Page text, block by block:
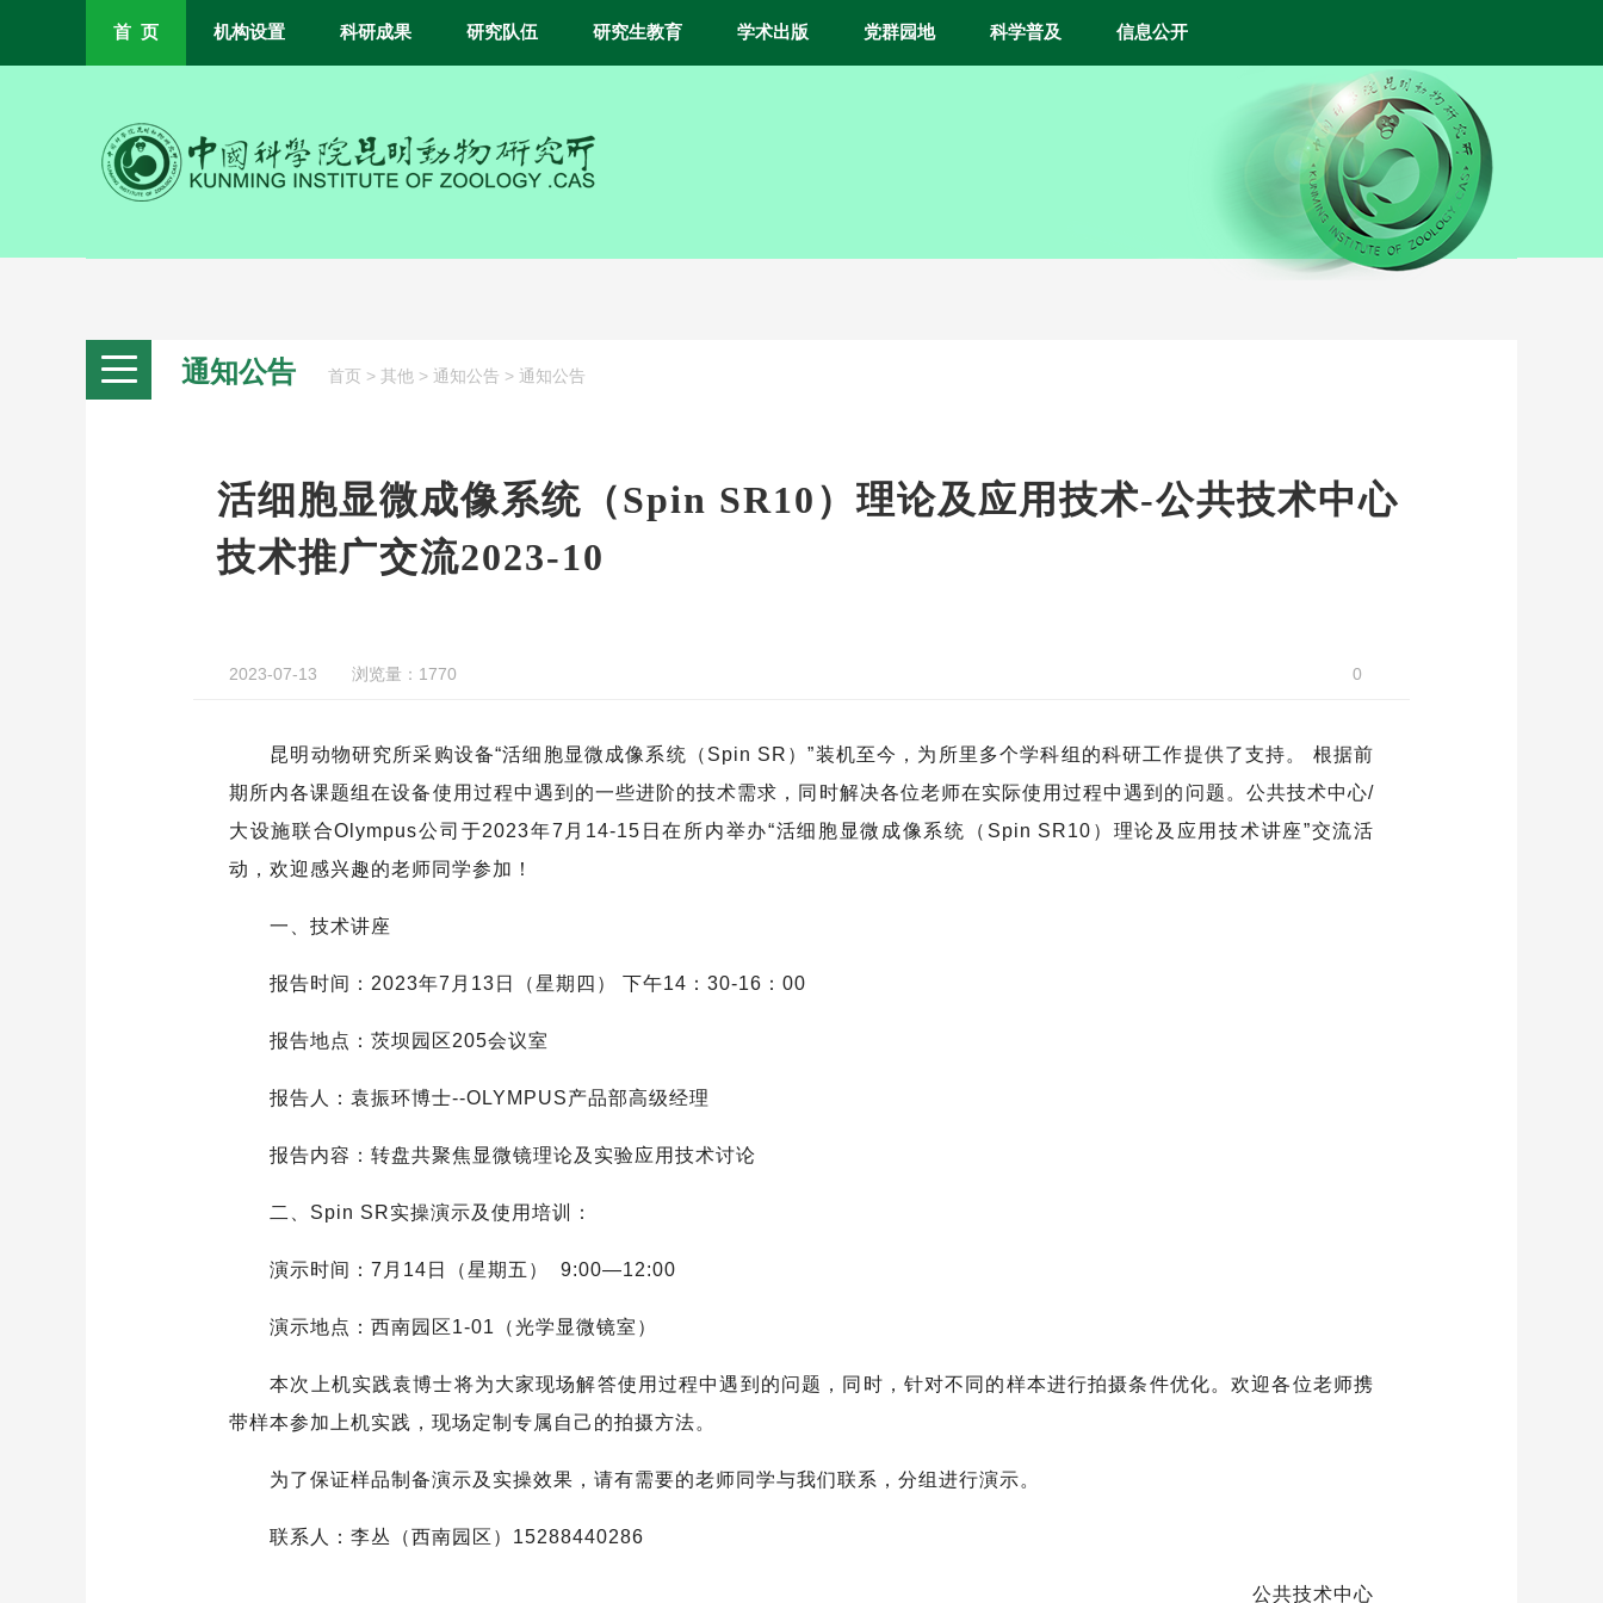
首 页 机构设置 科研成果 研究队伍 研究生教育 学术出版 党群园地 科学普及 信息公开
通知公告 首页 > 其他 > 通知公告 > 通知公告
活细胞显微成像系统（Spin SR10）理论及应用技术-公共技术中心
技术推广交流2023-10
2023-07-13 浏览量：1770 0
昆明动物研究所采购设备“活细胞显微成像系统（Spin SR）”装机至今，为所里多个学科组的科研工作提供了支持。 根据前
期所内各课题组在设备使用过程中遇到的一些进阶的技术需求，同时解决各位老师在实际使用过程中遇到的问题。公共技术中心/
大设施联合Olympus公司于2023年7月14-15日在所内举办“活细胞显微成像系统（Spin SR10）理论及应用技术讲座”交流活
动，欢迎感兴趣的老师同学参加！
一、技术讲座
报告时间：2023年7月13日（星期四） 下午14：30-16：00
报告地点：茨坝园区205会议室
报告人：袁振环博士--OLYMPUS产品部高级经理
报告内容：转盘共聚焦显微镜理论及实验应用技术讨论
二、Spin SR实操演示及使用培训：
演示时间：7月14日（星期五） 9:00—12:00
演示地点：西南园区1-01（光学显微镜室）
本次上机实践袁博士将为大家现场解答使用过程中遇到的问题，同时，针对不同的样本进行拍摄条件优化。欢迎各位老师携
带样本参加上机实践，现场定制专属自己的拍摄方法。
为了保证样品制备演示及实操效果，请有需要的老师同学与我们联系，分组进行演示。
联系人：李丛（西南园区）15288440286
公共技术中心